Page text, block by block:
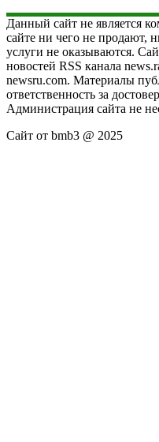
Данный сайт не является
сайте ни чего не продают,
услуги не оказываются.
новостей RSS канала
newsru.com. Материалы
ответственность за
Администрация сайта не
Сайт от bmb3 @ 2025